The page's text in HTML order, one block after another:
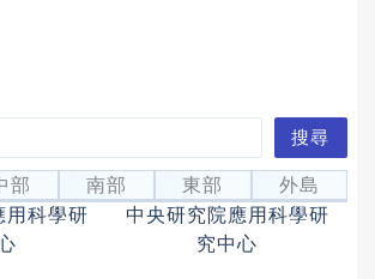
Huai
用科學研
包淳偉
Pao, Chun-Wei
中央研究院應用科學研
究中心
搜尋
部 南部 東部 外島